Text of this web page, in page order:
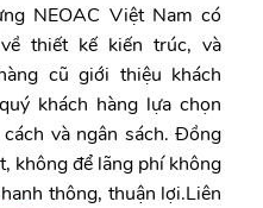
NEOAC Việt Nam có
thiết kế kiến trúc, và
cũ giới thiệu khách
khách hàng lựa chọn
và ngân sách. Đồng
không để lãng phí không
thông, thuận lợi.Liên